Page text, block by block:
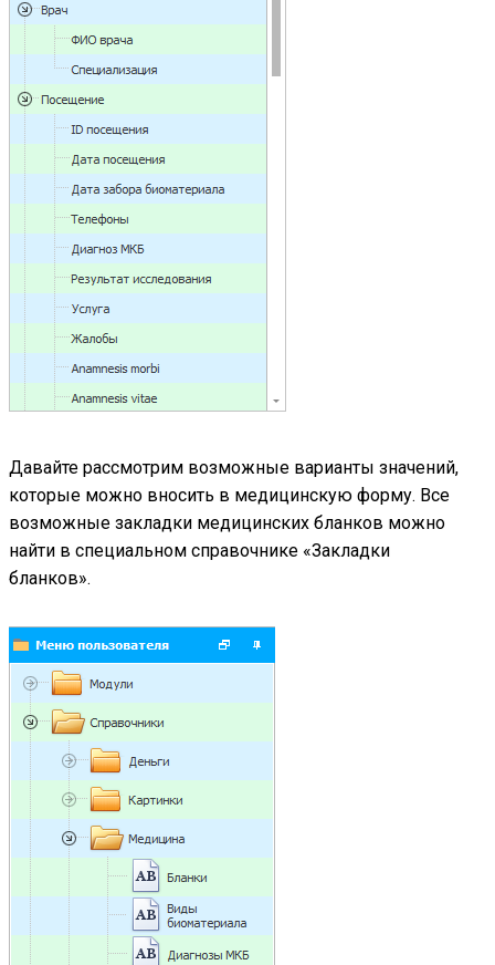
Давайте рассмотрим возможные варианты значений,
которые можно вносить в медицинскую форму. Все
возможные закладки медицинских бланков можно
найти в специальном справочнике «Закладки
бланков».